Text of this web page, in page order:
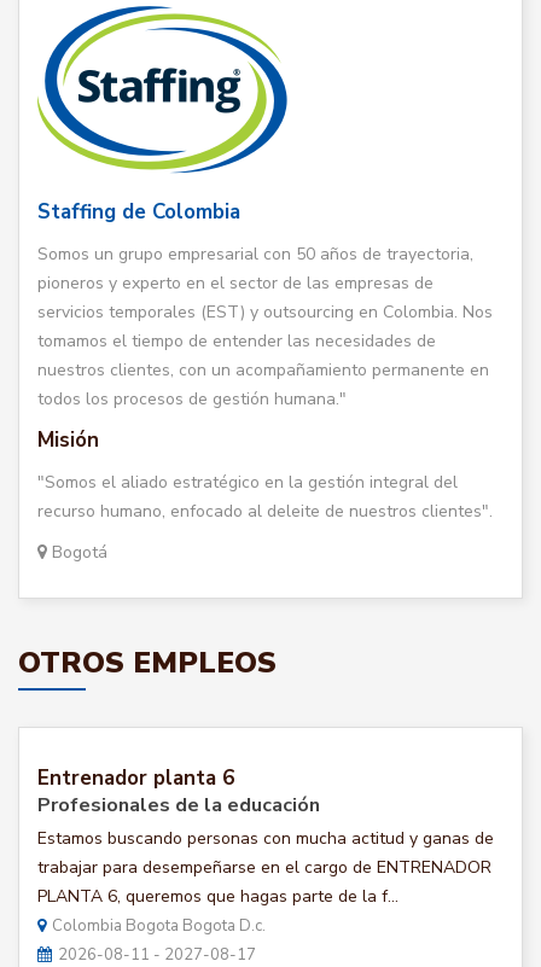
Staffing de Colombia
Somos un grupo empresarial con 50 años de trayectoria,
pioneros y experto en el sector de las empresas de
servicios temporales (EST) y outsourcing en Colombia. Nos
tomamos el tiempo de entender las necesidades de
nuestros clientes, con un acompañamiento permanente en
todos los procesos de gestión humana."
Misión
"Somos el aliado estratégico en la gestión integral del
recurso humano, enfocado al deleite de nuestros clientes".
Bogotá
OTROS EMPLEOS
Entrenador planta 6
Profesionales de la educación
Estamos buscando personas con mucha actitud y ganas de
trabajar para desempeñarse en el cargo de ENTRENADOR
PLANTA 6, queremos que hagas parte de la f...
Colombia Bogota Bogota D.c.
2026-08-11 - 2027-08-17